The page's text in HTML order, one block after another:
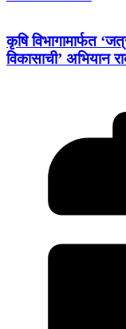
कृषि विभागामार्फत
विकासाची’ अभियान